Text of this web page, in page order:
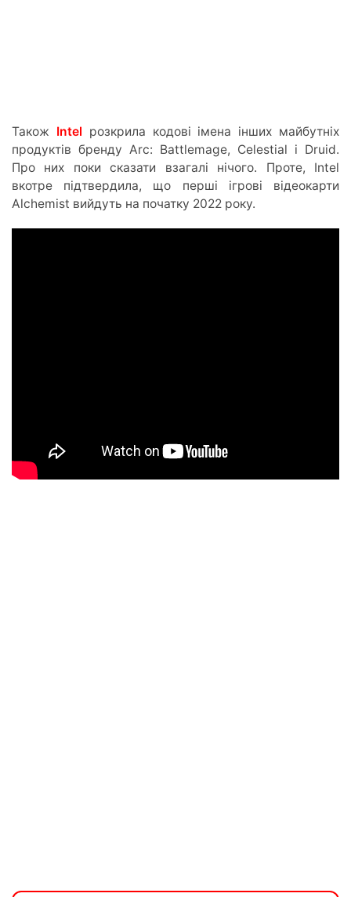
Також Intel розкрила кодові імена інших майбутніх
продуктів бренду Arc: Battlemage, Celestial і Druid.
Про них поки сказати взагалі нічого. Проте, Intel
вкотре підтвердила, що перші ігрові відеокарти
Alchemist вийдуть на початку 2022 року.